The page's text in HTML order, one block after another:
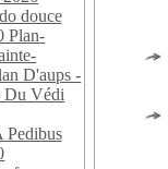
douce
Plan-
D'aups -
Du Védi
Pedibus